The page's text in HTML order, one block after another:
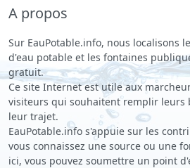
A propos
Sur EauPotable.info, nous localisons
d'eau potable et les fontaines
gratuit.
Ce site Internet est utile aux
visiteurs qui souhaitent remplir leurs
leur trajet.
EauPotable.info s'appuie sur les
vous connaissez une source ou une
ici, vous pouvez soumettre un point